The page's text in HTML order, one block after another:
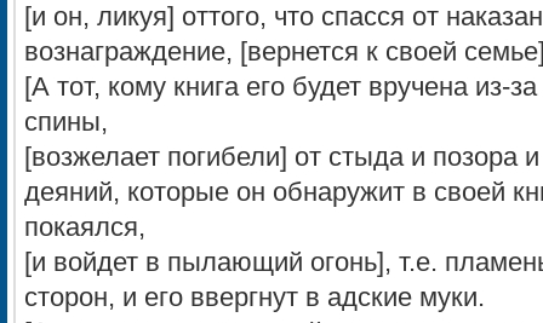
[и он, ликуя] оттого, что спасся от
вознаграждение, [вернется к своей
[А тот, кому книга его будет вручена из-
спины,
[возжелает погибели] от стыда и позора
деяний, которые он обнаружит в своей
покаялся,
[и войдет в пылающий огонь], т.е.
сторон, и его ввергнут в адские муки.